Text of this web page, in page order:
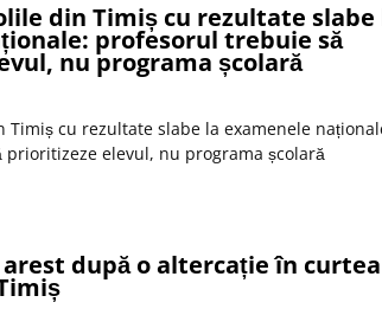
din Timiș cu rezultate slabe
profesorul trebuie să
nu programa școlară
Timiș cu rezultate slabe la examenele
elevul, nu programa școlară
după o altercație în curtea